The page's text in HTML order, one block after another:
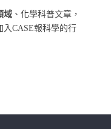
域 、化學科普文章，
入CASE報科學的行